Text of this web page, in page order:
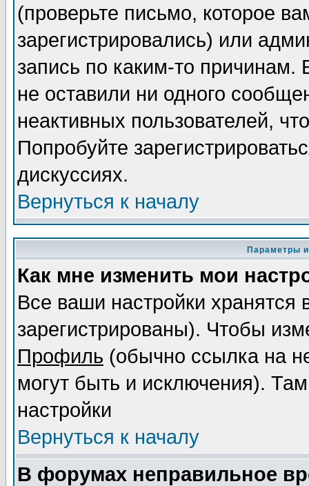
(проверьте письмо, которое
зарегистрировались) или
запись по каким-то
не оставили ни одного
неактивных пользователей,
Попробуйте
дискуссиях.
Вернуться к началу
Параметры
Как мне изменить мои
Все ваши настройки
зарегистрированы). Чтобы
Профиль (обычно ссылка на
могут быть и исключения).
настройки
Вернуться к началу
В форумах неправильное